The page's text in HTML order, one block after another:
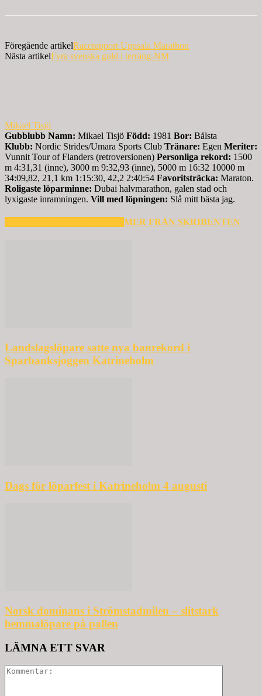
Föregående artikelRacerapport Uppsala Marathon
Nästa artikelFyra svenska guld i terräng-NM
Mikael Tisjö
Gubblubb Namn: Mikael Tisjö Född: 1981 Bor: Bålsta
Klubb: Nordic Strides/Umara Sports Club Tränare: Egen Meriter:
Vunnit Tour of Flanders (retroversionen) Personliga rekord: 1500
m 4:31,31 (inne), 3000 m 9:32,93 (inne), 5000 m 16:32 10000 m
34:09,82, 21,1 km 1:15:30, 42,2 2:40:54 Favoritsträcka: Maraton.
Roligaste löparminne: Dubai halvmarathon, galen stad och
lyxigaste inramningen. Vill med löpningen: Slå mitt bästa jag.
MER FRÅN SKRIBENTEN
Landslagslöpare satte nya banrekord i
Sparbanksjoggen Katrineholm
Dags för löparfest i Katrineholm 4 augusti
Norsk dominans i Strömstadmilen – slitstark
hemmalöpare på pallen
LÄMNA ETT SVAR